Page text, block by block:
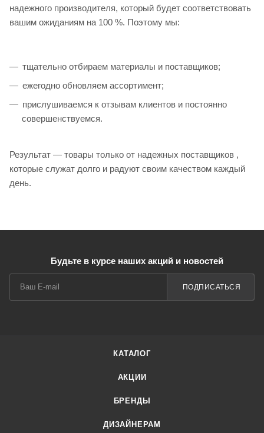
надежного производителя, который будет соответствовать
вашим ожиданиям на 100 %. Поэтому мы:
тщательно отбираем материалы и поставщиков;
ежегодно обновляем ассортимент;
прислушиваемся к отзывам клиентов и постоянно
совершенствуемся.
Результат — товары только от надежных поставщиков ,
которые служат долго и радуют своим качеством каждый
день.
Будьте в курсе наших акций и новостей
ПОДПИСАТЬСЯ
КАТАЛОГ
АКЦИИ
БРЕНДЫ
ДИЗАЙНЕРАМ